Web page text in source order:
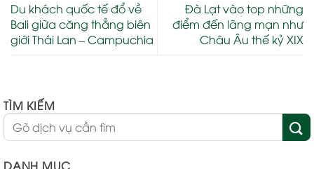
Du khách quốc tế đổ về
Bali giữa căng thẳng biên
giới Thái Lan – Campuchia
Đà Lạt vào top những
điểm đến lãng mạn như
Châu Âu thế kỷ XIX
TÌM KIẾM
DANH MỤC